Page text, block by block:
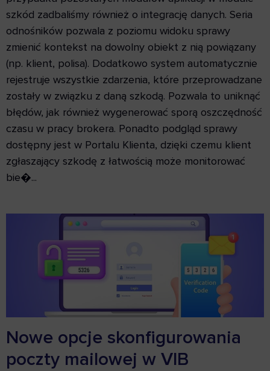
szkód zadbaliśmy również o integrację danych. Seria
odnośników pozwala z poziomu widoku sprawy
zmienić kontekst na dowolny obiekt z nią powiązany
(np. klient, polisa). Dodatkowo system automatycznie
rejestruje wszystkie zdarzenia, które przeprowadzane
zostały w związku z daną szkodą. Pozwala to uniknąć
błędów, jak również wygenerować sporą oszczędność
czasu w pracy brokera. Ponadto podgląd sprawy
dostępny jest w Portalu Klienta, dzięki czemu klient
zgłaszający szkodę z łatwością może monitorować
bie�...
Nowe opcje skonfigurowania
poczty mailowej w VIB